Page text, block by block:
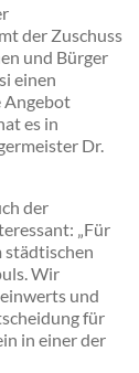
der Zuschuss
und Bürger
einen
Angebot
es in
Dr.
der
„Für
städtischen
Wir
und
für
in einer der